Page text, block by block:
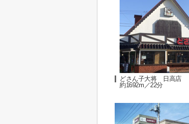
どさん子大将 日高店
約1692m／22分